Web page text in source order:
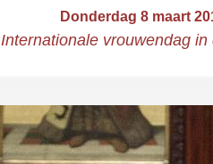
Donderdag 8 maart
Internationale vrouwendag in